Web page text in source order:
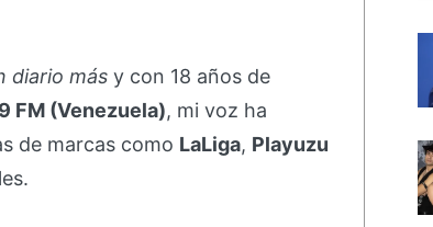
diario másy con 18 años de
FM (Venezuela), mi voz ha
de marcas como LaLiga, Playuzu